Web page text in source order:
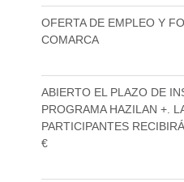
OFERTA DE EMPLEO Y
COMARCA
ABIERTO EL PLAZO DE
PROGRAMA HAZILAN +.
PARTICIPANTES
€